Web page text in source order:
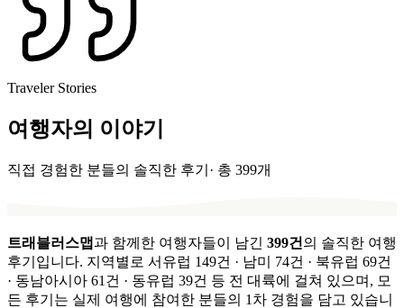
Traveler Stories
여행자의 이야기
직접 경험한 분들의 솔직한 후기 · 총 399개
트래블러스맵과 함께한 여행자들이 남긴 399건 의 솔직한 여행
후기입니다. 지역별로 서유럽 149건 · 남미 74건 · 북유럽 69건
· 동남아시아 61건 · 동유럽 39건 등 전 대륙에 걸쳐 있으며, 모
든 후기는 실제 여행에 참여한 분들의 1차 경험을 담고 있습니